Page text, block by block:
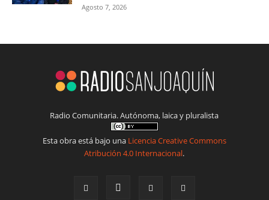
Agosto 7, 2026
Radio Comunitaria. Autónoma, laica y pluralista
Esta obra está bajo una Licencia Creative Commons
Atribución 4.0 Internacional.